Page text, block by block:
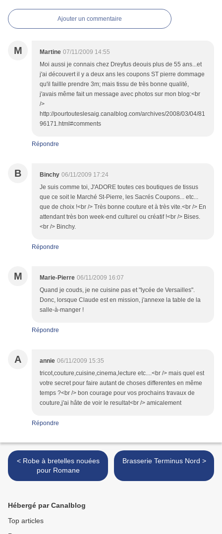
Ajouter un commentaire
M Martine 07/11/2009 14:55
Moi aussi je connais chez Dreyfus deouis plus de 55 ans...et
j'ai découvert il y a deux ans les coupons ST pierre dommage
qu'il faillle prendre 3m; mais tissu de très bonne qualité,
j'avais même fait un message avec photos sur mon blog:<br
/>
http://pourtouteslesaig.canalblog.com/archives/2008/03/04/81
96171.html#comments
Répondre
B Binchy 06/11/2009 17:24
Je suis comme toi, J'ADORE toutes ces boutiques de tissus
que ce soit le Marché St-Pierre, les Sacrés Coupons... etc...
que de choix !<br /> Très bonne couture et à très vite.<br /> En
attendant très bon week-end culturel ou créatif !<br /> Bises.
<br /> Binchy.
Répondre
M Marie-Pierre 06/11/2009 16:07
Quand je couds, je ne cuisine pas et "lycée de Versailles".
Donc, lorsque Claude est en mission, j'annexe la table de la
salle-à-manger !
Répondre
A annie 06/11/2009 15:35
tricot,couture,cuisine,cinema,lecture etc....<br /> mais quel est
votre secret pour faire autant de choses differentes en même
temps ?<br /> bon courage pour vos prochains travaux de
couture,j'ai hâte de voir le resultat<br /> amicalement
Répondre
< Robe à bretelles nouées
pour Romane
Brasserie Terminus Nord >
Hébergé par Canalblog
Top articles